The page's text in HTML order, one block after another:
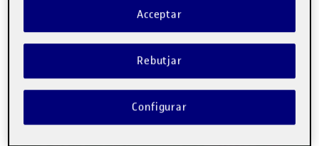
Rebutjar
Acceptar
Configurar